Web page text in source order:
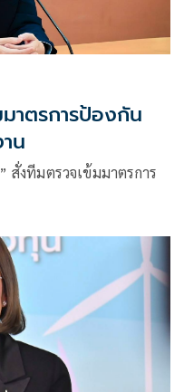
าตรการป้องกัน
น
งทีมตรวจเข้มมาตรการ